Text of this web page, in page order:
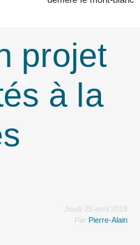
projet
à la
Jeudi 25 avril 2019
Par Pierre-Alain